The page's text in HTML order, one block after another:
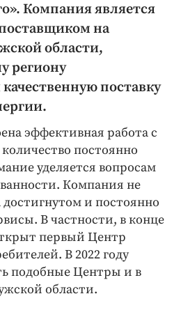
Компания является
на
области,
региону
поставку
эффективная работа с
постоянно
уделяется вопросам
Компания не
достигнутом и постоянно
В частности, в конце
первый Центр
В 2022 году
подобные Центры и в
области.